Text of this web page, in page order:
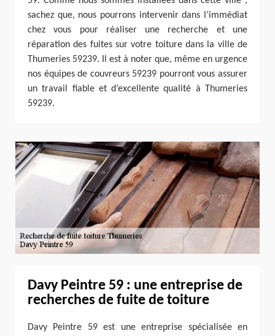
sachez que, nous pourrons intervenir dans l’immédiat
chez vous pour réaliser une recherche et une
réparation des fuites sur votre toiture dans la ville de
Thumeries 59239. Il est à noter que, même en urgence
nos équipes de couvreurs 59239 pourront vous assurer
un travail fiable et d’excellente qualité à Thumeries
59239.
Davy Peintre 59 : une entreprise de
recherches de fuite de toiture
Davy Peintre 59 est une entreprise spécialisée en